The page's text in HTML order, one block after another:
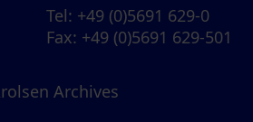
Tel: +49 (0)5691 629-0
Fax: +49 (0)5691 629-501
Archives